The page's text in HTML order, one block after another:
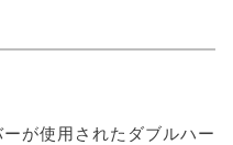
が使用されたダブルハー